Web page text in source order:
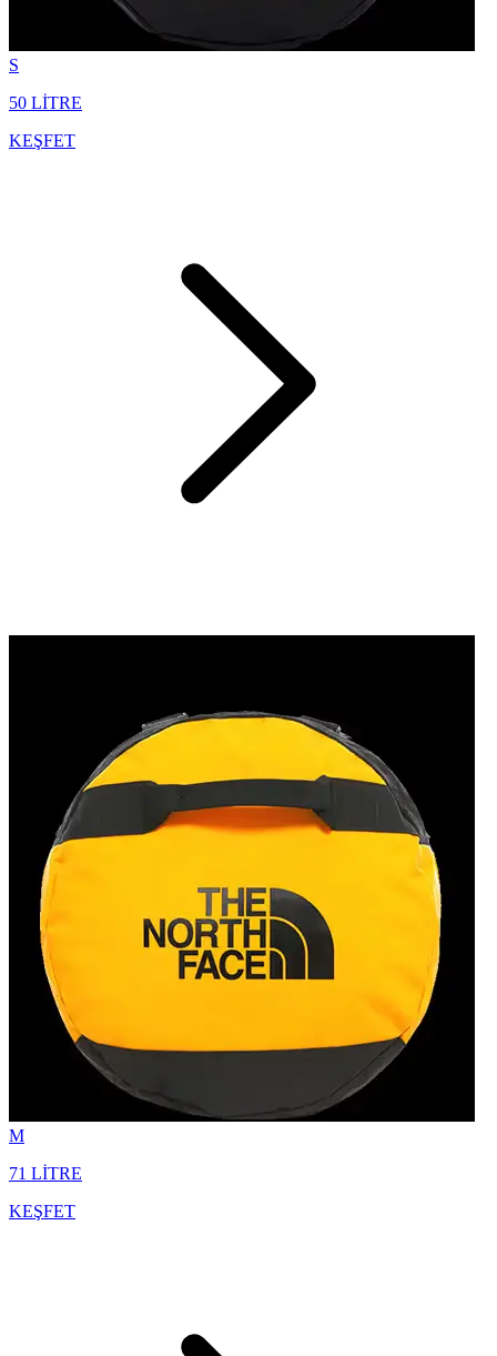
S
50 LİTRE
KEŞFET
M
71 LİTRE
KEŞFET